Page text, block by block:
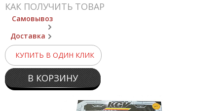
КАК ПОЛУЧИТЬ ТОВАР
Самовывоз
Доставка
КУПИТЬ В ОДИН КЛИК
В КОРЗИНУ